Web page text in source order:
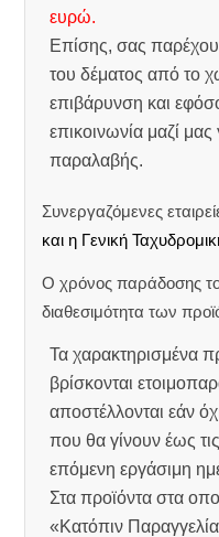
ευρώ.
Επίσης, σας
του δέματος από το
επιβάρυνση και
επικοινωνία μαζί
παραλαβής.
Συνεργαζόμενες
και η Γενική
Ο χρόνος παράδοσης
διαθεσιμότητα των
Τα χαρακτηρισμένα
βρίσκονται
αποστέλλονται εάν
που θα γίνουν έως
επόμενη εργάσιμη
Στα προϊόντα στα
«Κατόπιν